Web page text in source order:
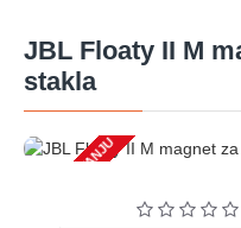
JBL Floaty II M
stakla
NEMA NA STANJU